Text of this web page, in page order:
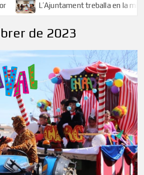
L’Ajuntament treballa en la millora i
de 2023